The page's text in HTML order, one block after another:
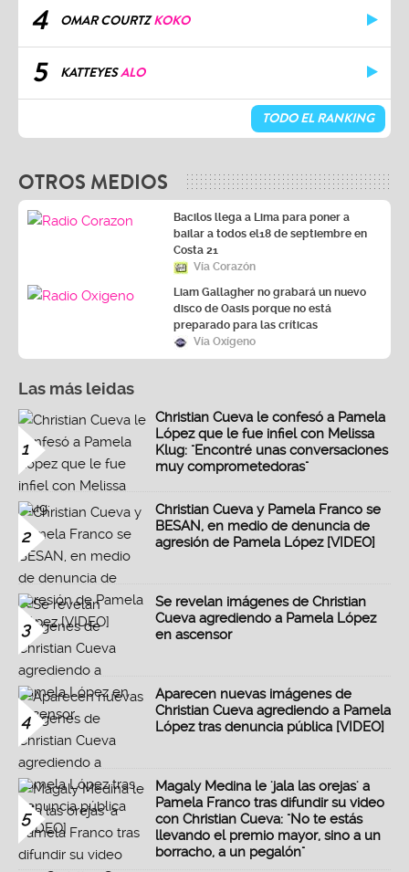
4 OMAR COURTZKOKO
5 KATTEYESALO
TODO EL RANKING
OTROS MEDIOS
Bacilos llega a Lima para poner a
bailar a todos el18 de septiembre en
Costa 21
Vía Corazón
Liam Gallagher no grabará un nuevo
disco de Oasis porque no está
preparado para las críticas
Vía Oxígeno
Las más leidas
1
Christian Cueva le confesó a Pamela
López que le fue infiel con Melissa
Klug: "Encontré unas conversaciones
muy comprometedoras"
2
Christian Cueva y Pamela Franco se
BESAN, en medio de denuncia de
agresión de Pamela López [VIDEO]
3
Se revelan imágenes de Christian
Cueva agrediendo a Pamela López
en ascensor
4
Aparecen nuevas imágenes de
Christian Cueva agrediendo a Pamela
López tras denuncia pública [VIDEO]
5
Magaly Medina le 'jala las orejas' a
Pamela Franco tras difundir su video
con Christian Cueva: "No te estás
llevando el premio mayor, sino a un
borracho, a un pegalón"